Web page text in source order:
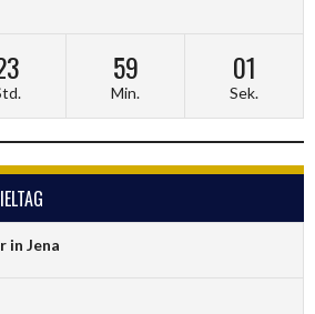
59
Min.
01
Sek.
in Jena